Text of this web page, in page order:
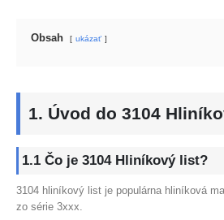
Obsah ukázať
1. Úvod do 3104
1.1 Čo je 3104 Hliníkový list?
3104 hliníkový list je populárna hliníková
zo série 3xxx.